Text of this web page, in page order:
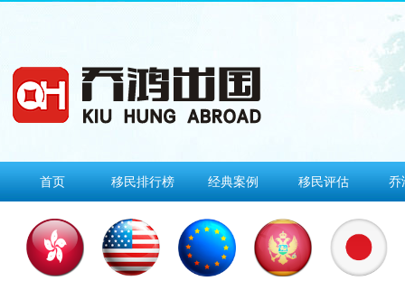
首页 移民排行榜 经典案例 移民评估 乔